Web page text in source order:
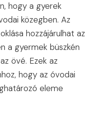
hogy a gyerek
közegben. Az
hozzájárulhat az
a gyermek büszkén
övé. Ezek az
hogy az óvodai
eleme